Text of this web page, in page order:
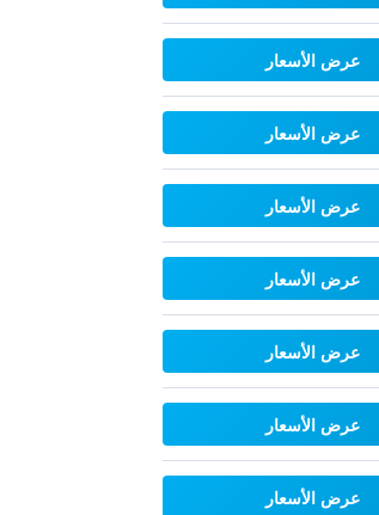
عرض الأسعار
عرض الأسعار
عرض الأسعار
عرض الأسعار
عرض الأسعار
عرض الأسعار
عرض الأسعار